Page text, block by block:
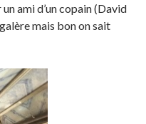
ami d’un copain (David
mais bon on sait